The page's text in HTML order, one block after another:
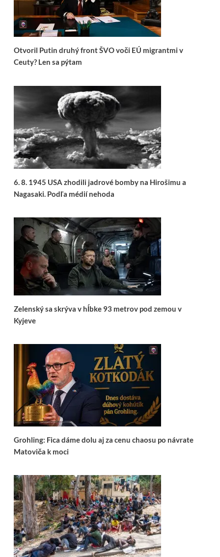
Otvoril Putin druhý front ŠVO voči EÚ migrantmi v
Ceuty? Len sa pýtam
6. 8. 1945 USA zhodili jadrové bomby na Hirošimu a
Nagasaki. Podľa médií nehoda
Zelenský sa skrýva v hĺbke 93 metrov pod zemou v
Kyjeve
Grohling: Fica dáme dolu aj za cenu chaosu po návrate
Matoviča k moci